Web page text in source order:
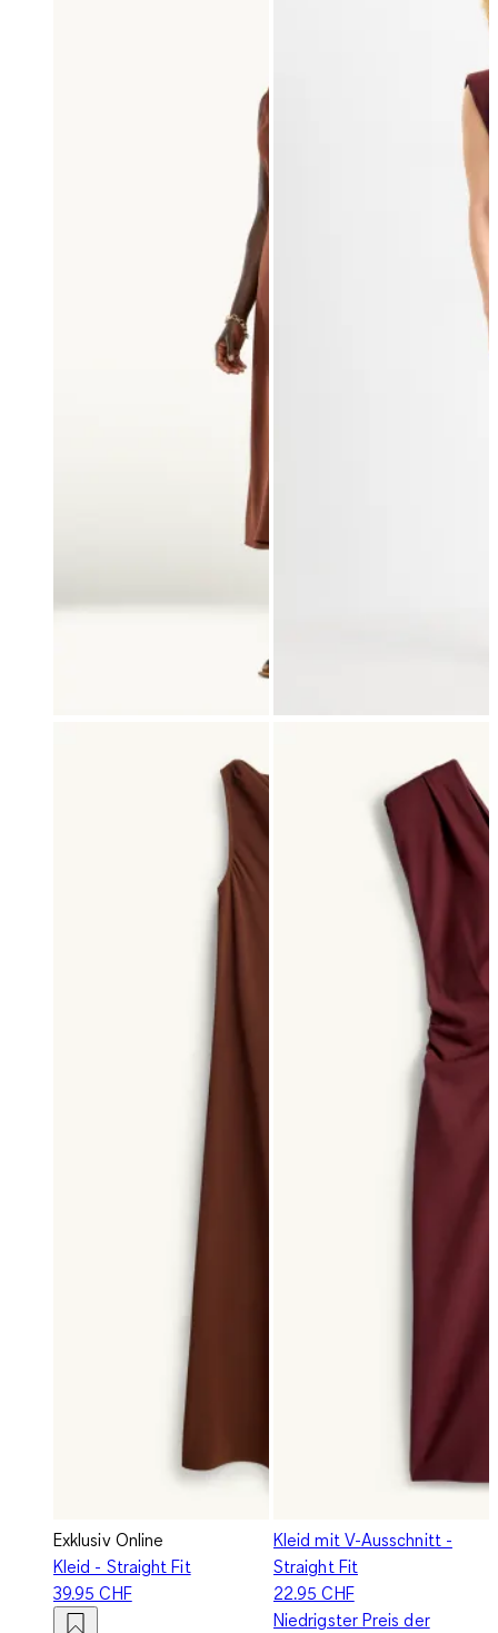
Exklusiv Online
Kleid - Straight Fit
39.95 CHF
Kleid mit V-Ausschnitt -
Straight Fit
22.95 CHF
Niedrigster Preis der